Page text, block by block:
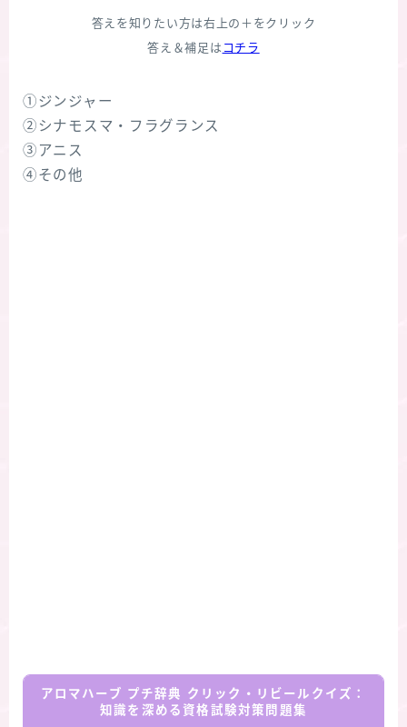
答えを知りたい方は右上の＋をクリック
答え＆補足は コチラ
①ジンジャー
②シナモスマ・フラグランス
③アニス
④その他
アロマハーブ プチ辞典 クリック・リビールクイズ：
知識を深める資格試験対策問題集